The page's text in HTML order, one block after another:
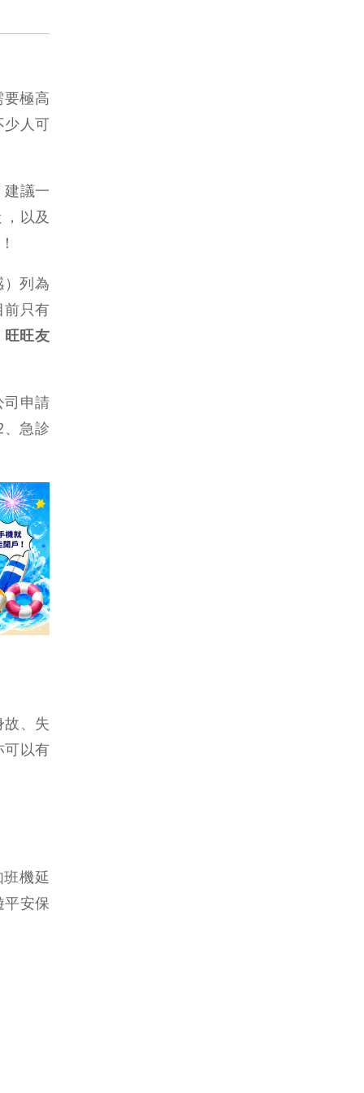
要極高
少人可
建議一
以及
）列為
前只有
旺旺友
司申請
、急診
故、失
可以有
機延
平安保